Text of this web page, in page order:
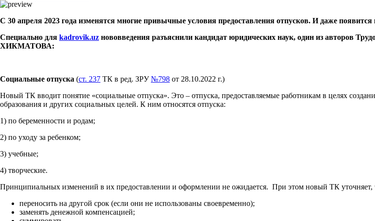
С 30 апреля 2023 года изменятся многие привычные условия предоставления отпусков. И даже
Специально для kadrovik.uz нововведения разъяснили кандидат юридических наук, один из авторов
ХИКМАТОВА:
Социальные отпуска (ст. 237 ТК в ред. ЗРУ№798 от 28.10.2022 г.)
Новый ТК вводит понятие «социальные отпуска». Это – отпуска, предоставляемые работникам в целях
образования и других социальных целей. К ним относятся отпуска:
1) по беременности и родам;
2) по уходу за ребенком;
3) учебные;
4) творческие.
Принципиальных изменений в их предоставлении и оформлении не ожидается. При этом новый ТК уточняет,
переносить на другой срок (если они не использованы своевременно);
заменять денежной компенсацией;